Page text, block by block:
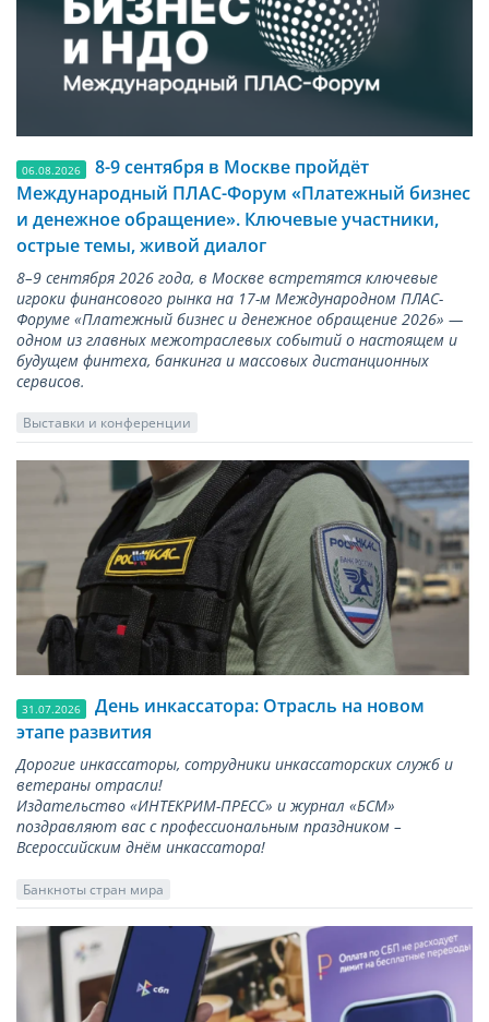
06.08.2026
8-9 сентября в Москве пройдёт
Международный ПЛАС-Форум «Платежный бизнес
и денежное обращение». Ключевые участники,
острые темы, живой диалог
8–9 сентября 2026 года, в Москве встретятся ключевые
игроки финансового рынка на 17-м Международном ПЛАС-
Форуме «Платежный бизнес и денежное обращение 2026» —
одном из главных межотраслевых событий о настоящем и
будущем финтеха, банкинга и массовых дистанционных
сервисов.
Выставки и конференции
31.07.2026
День инкассатора: Отрасль на новом
этапе развития
Дорогие инкассаторы, сотрудники инкассаторских служб и
ветераны отрасли!
Издательство «ИНТЕКРИМ-ПРЕСС» и журнал «БСМ»
поздравляют вас с профессиональным праздником –
Всероссийским днём инкассатора!
Банкноты стран мира